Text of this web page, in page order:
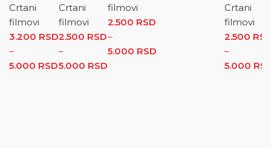
Crtani
filmovi
3.200 RSD
–
5.000 RSDRaspon cena: od 3.200 RSD do 5.000 RSD
Crtani
filmovi
2.500 RSD
–
5.000 RSD Raspon cena: od 2.500 RSD do
filmovi
2.500 RSD
–
5.000 RSD Raspon cena: od
2.500 RSD
5.000 RSD
Crtani
filmovi
2.500
–
5.000